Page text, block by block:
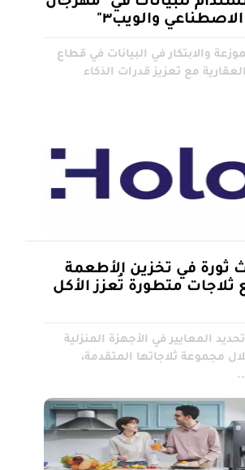
والويب٣"
والابتكار في البيانات في قطاع
العقارية مع تعزيز قدرات الذكاء
ثورة في تخزين الأطعمة
ثلاجات متطورة تُعزز الأكل
المعايير في الأجهزة المنزلية
مجموعة ثلاجاتها المتقدمة،